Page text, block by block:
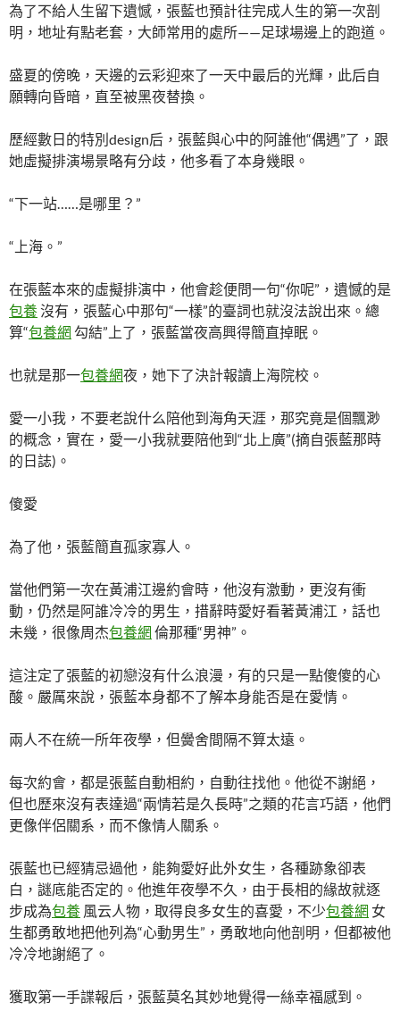
為了不給人生留下遺憾，張藍也預計往完成人生的第一次剖
明，地址有點老套，大師常用的處所——足球場邊上的跑道。
盛夏的傍晚，天邊的云彩迎來了一天中最后的光輝，此后自
願轉向昏暗，直至被黑夜替換。
歷經數日的特別design后，張藍與心中的阿誰他“偶遇”了，跟
她虛擬排演場景略有分歧，他多看了本身幾眼。
“下一站……是哪里？”
“上海。”
在張藍本來的虛擬排演中，他會趁便問一句“你呢”，遺憾的是
包養沒有，張藍心中那句“一樣”的臺詞也就沒法說出來。總
算“包養網 勾結”上了，張藍當夜高興得簡直掉眠。
也就是那一包養網夜，她下了決計報讀上海院校。
愛一小我，不要老說什么陪他到海角天涯，那究竟是個飄渺
的概念，實在，愛一小我就要陪他到“北上廣”(摘自張藍那時
的日誌)。
傻愛
為了他，張藍簡直孤家寡人。
當他們第一次在黃浦江邊約會時，他沒有激動，更沒有衝
動，仍然是阿誰冷冷的男生，措辭時愛好看著黃浦江，話也
未幾，很像周杰包養網 倫那種“男神”。
這注定了張藍的初戀沒有什么浪漫，有的只是一點傻傻的心
酸。嚴厲來說，張藍本身都不了解本身能否是在愛情。
兩人不在統一所年夜學，但黌舍間隔不算太遠。
每次約會，都是張藍自動相約，自動往找他。他從不謝絕，
但也歷來沒有表達過“兩情若是久長時”之類的花言巧語，他們
更像伴侶關系，而不像情人關系。
張藍也已經猜忌過他，能夠愛好此外女生，各種跡象卻表
白，謎底能否定的。他進年夜學不久，由于長相的緣故就逐
步成為包養 風云人物，取得良多女生的喜愛，不少包養網 女
生都勇敢地把他列為“心動男生”，勇敢地向他剖明，但都被他
冷冷地謝絕了。
獲取第一手諜報后，張藍莫名其妙地覺得一絲幸福感到。